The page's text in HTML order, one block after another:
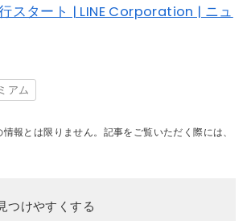
スタート | LINE Corporation | ニュ
アム
報とは限りません。記事をご覧いただく際には、
つけやすくする